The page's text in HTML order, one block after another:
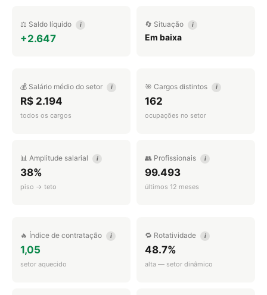
⚖️ Saldo líquido i
+2.647
🔄 Situação i
Em baixa
💰 Salário médio do setor i
R$ 2.194
todos os cargos
🎯 Cargos distintos i
162
ocupações no setor
📊 Amplitude salarial i
38%
piso → teto
👥 Profissionais i
99.493
últimos 12 meses
🔥 Índice de contratação i
1,05
setor aquecido
🔁 Rotatividade i
48.7%
alta — setor dinâmico